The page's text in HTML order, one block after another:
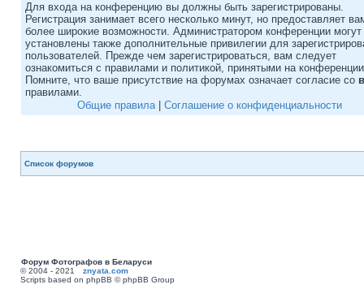
Для входа на конференцию вы должны быть зарегистрированы.
Регистрация занимает всего несколько минут, но предоставляет
более широкие возможности. Администратором конференции
установлены также дополнительные привилегии для
пользователей. Прежде чем зарегистрироваться, вам следует
ознакомиться с правилами и политикой, принятыми на
Помните, что ваше присутствие на форумах означает согласие со
правилами.
Общие правила| Соглашение о конфиденциальности
Список форумов
Форум Фотографов в Беларуси
© 2004 - 2021 znyata.com
Scripts based on phpBB © phpBB Group